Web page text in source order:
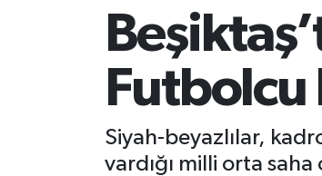
Futbolcu
Siyah-beyazlılar,
vardığı milli orta
MAGAZİN
Osmaniye Trafik Yoğunluk Haritası
Süper Lig Puan Durumu ve Fikstür
Tüm Manşetler
Son Dakika Haberleri